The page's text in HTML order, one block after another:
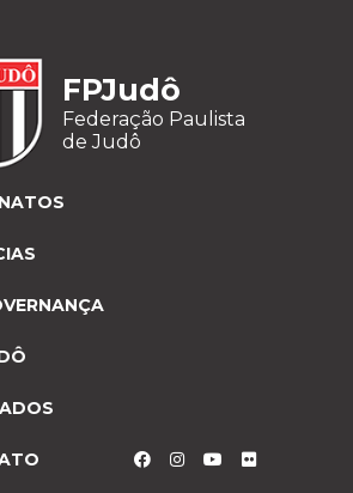
FPJudô
Federação Paulista
de Judô